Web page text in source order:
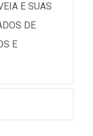
E SUAS
DE
E